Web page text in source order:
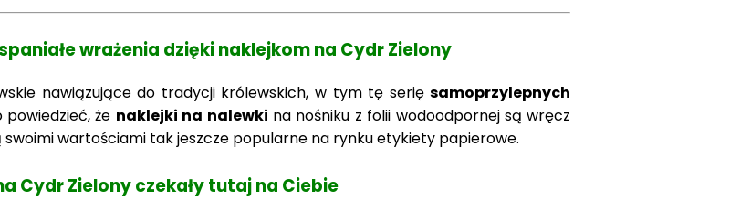
wrażenia dzięki naklejkom na Cydr Zielony
nawiązujące do tradycji królewskich, w tym tę serięsamoprzylepnych
powiedzieć, że naklejki na nalewki na nośniku z folii wodoodpornej są wręcz
wartościami tak jeszcze popularne na rynku etykiety papierowe.
Cydr Zielony czekały tutaj na Ciebie